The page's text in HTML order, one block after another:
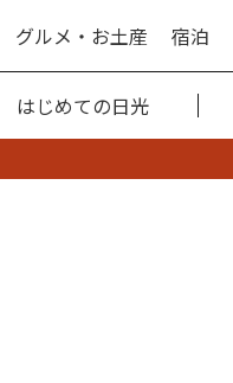
グルメ・お土産 宿泊
はじめての日光